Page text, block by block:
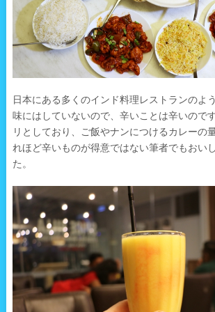
日本にある多くのインド料理レストランのよ
味にはしていないので、辛いことは辛いので
リとしており、ご飯やナンにつけるカレーの
れほど辛いものが得意ではない筆者でもおい
た。